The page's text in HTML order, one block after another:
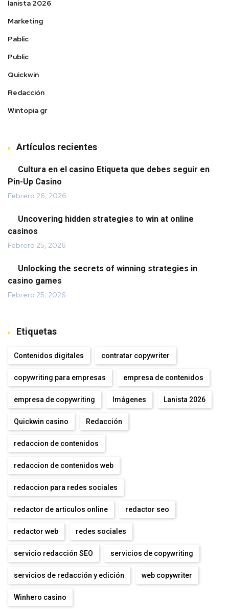
lanista 2026
Marketing
Pablic
Public
Quickwin
Redacción
Wintopia gr
Artículos recientes
Cultura en el casino Etiqueta que debes seguir en
Pin-Up Casino
Febrero 26, 2026
Uncovering hidden strategies to win at online
casinos
Febrero 25, 2026
Unlocking the secrets of winning strategies in
casino games
Febrero 25, 2026
Etiquetas
Contenidos digitales contratar copywriter
copywriting para empresas empresa de contenidos
empresa de copywriting Imágenes Lanista 2026
Quickwin casino Redacción
redaccion de contenidos
redaccion de contenidos web
redaccion para redes sociales
redactor de articulos online redactor seo
redactor web redes sociales
servicio redacción SEO servicios de copywriting
servicios de redacción y edición web copywriter
Winhero casino